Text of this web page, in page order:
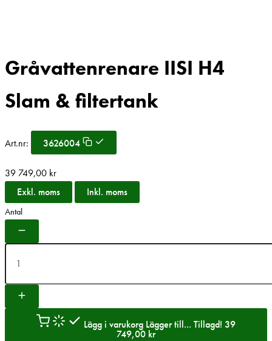
Gråvattenrenare IISI H4
Slam & filtertank
Art.nr: 3626004
39 749,00 kr
Exkl. moms
Inkl. moms
Antal
Lägg i varukorg Lägger till... Tillagd! 39
749,00 kr